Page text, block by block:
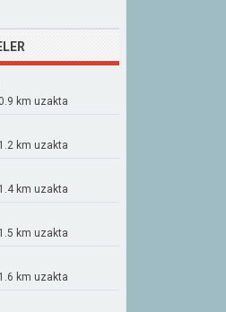
km uzakta
km uzakta
km uzakta
km uzakta
km uzakta